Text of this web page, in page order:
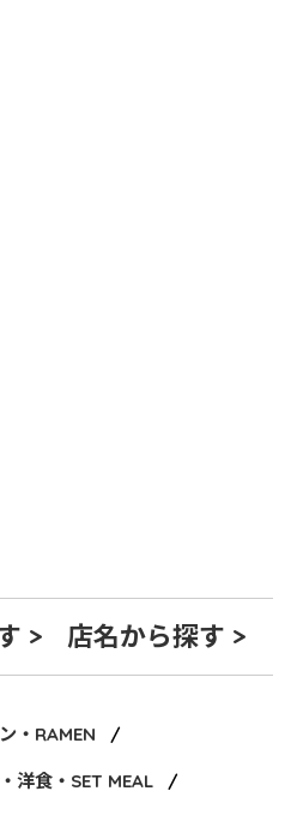
> 店名から探す >
・RAMEN
洋食・SET MEAL